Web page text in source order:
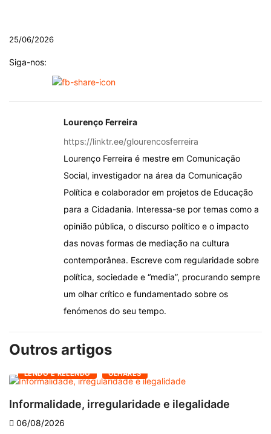
25/06/2026
Siga-nos:
Lourenço Ferreira
https://linktr.ee/glourencosferreira
Lourenço Ferreira é mestre em Comunicação
Social, investigador na área da Comunicação
Política e colaborador em projetos de Educação
para a Cidadania. Interessa-se por temas como a
opinião pública, o discurso político e o impacto
das novas formas de mediação na cultura
contemporânea. Escreve com regularidade sobre
política, sociedade e “media”, procurando sempre
um olhar crítico e fundamentado sobre os
fenómenos do seu tempo.
Outros artigos
LENDO E RELENDO OLHARES
Informalidade, irregularidade e ilegalidade
06/08/2026